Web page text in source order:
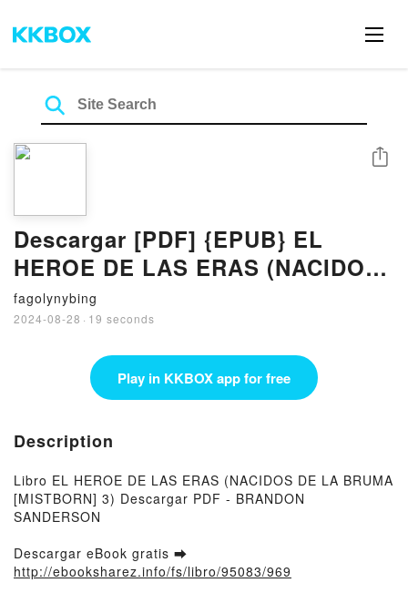
Descargar [PDF] {EPUB} EL
HEROE DE LAS ERAS (NACIDOS
DE LA BRUMA [MISTBORN] 3)
fagolynybing
2024-08-28 · 19 seconds
Share
Play in KKBOX app for free
Description
Libro EL HEROE DE LAS ERAS (NACIDOS DE LA BRUMA
[MISTBORN] 3) Descargar PDF - BRANDON
SANDERSON
Descargar eBook gratis ➡
http://ebooksharez.info/fs/libro/95083/969